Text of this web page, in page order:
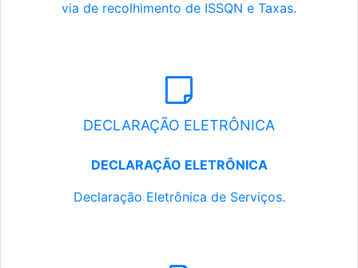
via de recolhimento de ISSQN e Taxas.
DECLARAÇÃO ELETRÔNICA
DECLARAÇÃO ELETRÔNICA
Declaração Eletrônica de Serviços.